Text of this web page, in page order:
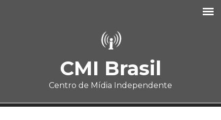
CMI Brasil
Centro de Mídia Independente